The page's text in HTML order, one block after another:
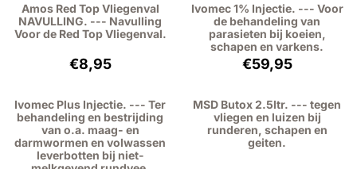
Amos Red Top Vliegenval
NAVULLING. --- Navulling
Voor de Red Top Vliegenval.
Prijs: 8,95, exclusief btw: 7,40
€8,95
Ivomec 1% Injectie. --- Voor
de behandeling van
parasieten bij koeien,
schapen en varkens.
Prijs: 59,95,
€59,95
Ivomec Plus Injectie. --- Ter
behandeling en bestrijding
van o.a. maag- en
darmwormen en volwassen
leverbotten bij niet-
MSD Butox 2.5ltr. --- tegen
vliegen en luizen bij
runderen, schapen en
geiten.